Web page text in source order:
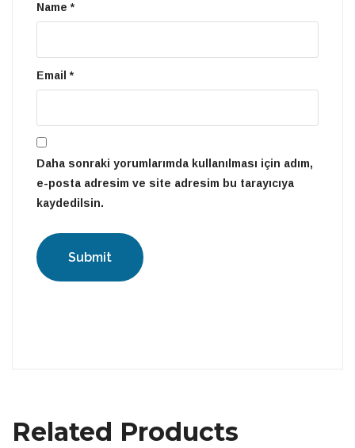
Name *
Email *
Daha sonraki yorumlarımda kullanılması için adım,
e-posta adresim ve site adresim bu tarayıcıya
kaydedilsin.
Related Products